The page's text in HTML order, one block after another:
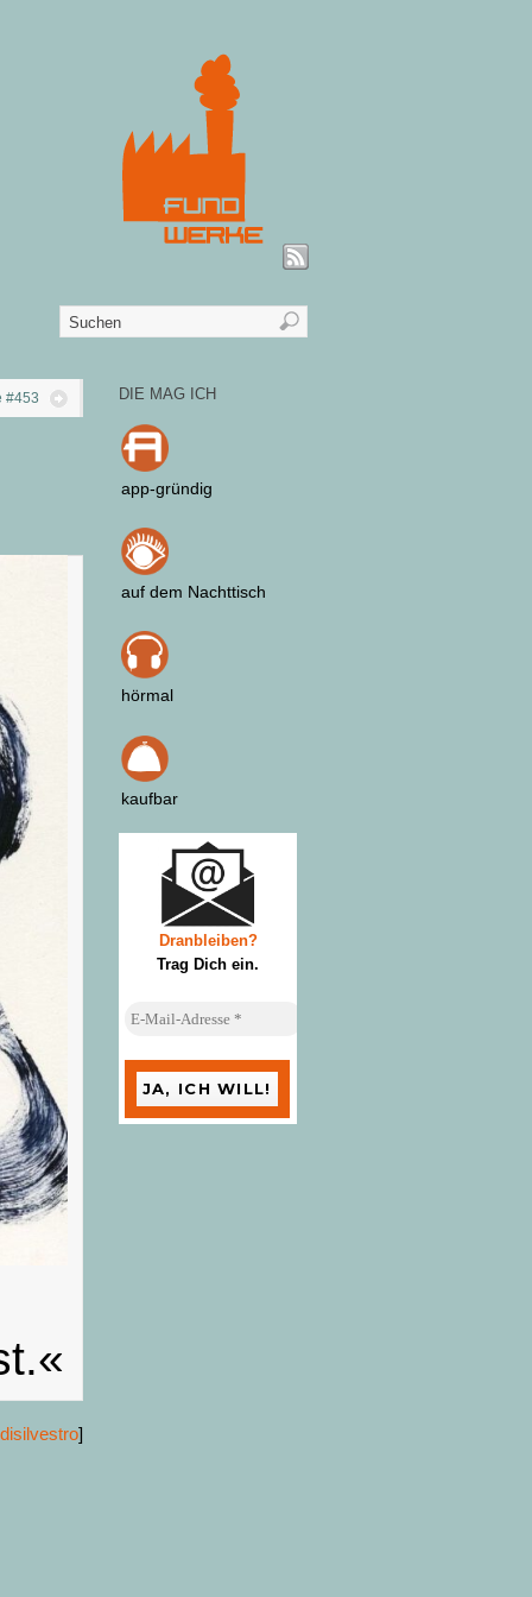
#453
]
DIE MAG ICH
app-gründig
auf dem Nachttisch
hörmal
kaufbar
Dranbleiben?
Trag Dich ein.